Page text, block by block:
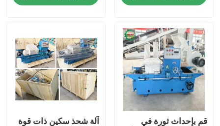
معلومات عنا
جولة في المعمل
رقابة جودة
قم بإحداث ثورة في
آلة شحذ سكين ذات قوة